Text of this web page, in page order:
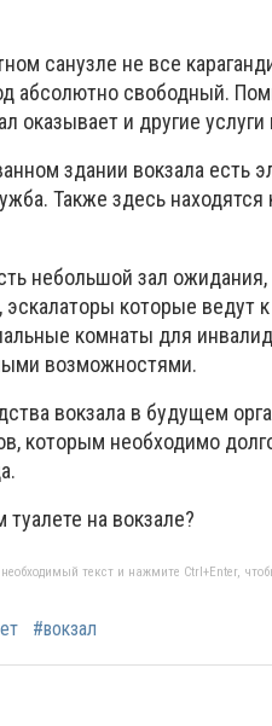
санузле не все
абсолютно свободный.
оказывает и другие
здании вокзала есть
Также здесь
небольшой зал
которые ведут
комнаты для
возможностями.
вокзала в будущем
которым необходимо
на вокзале?
текст и нажмите Ctrl+Enter,
#вокзал